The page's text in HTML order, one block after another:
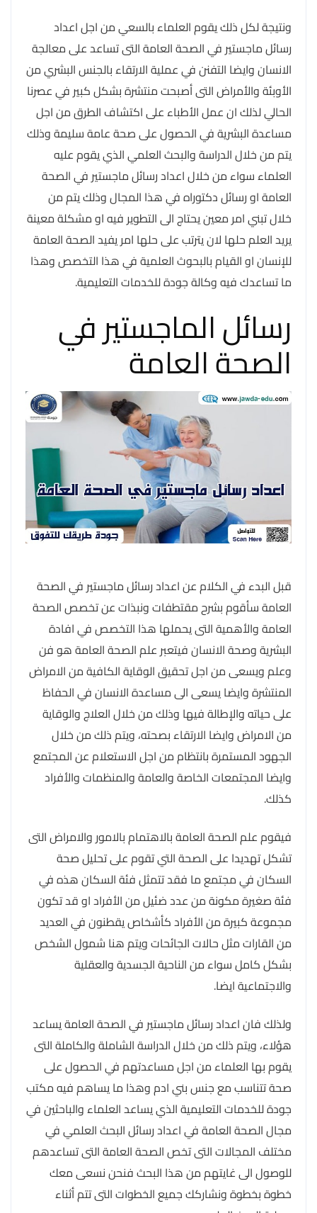
ونتيجة لكل ذلك يقوم العلماء بالسعي من اجل اعداد
رسائل ماجستير في الصحة العامة التى تساعد على معالجة
الانسان وايضا التفنن في عملية الارتقاء بالجنس البشري من
الأوبئة والأمراض التى أصبحت منتشرة بشكل كبير في عصرنا
الحالي لذلك ان عمل الأطباء على اكتشاف الطرق من اجل
مساعدة البشرية في الحصول على صحة عامة سليمة وذلك
يتم من خلال الدراسة والبحث العلمي الذي يقوم عليه
العلماء سواء من خلال اعداد رسائل ماجستير في الصحة
العامة او رسائل دكتوراه في هذا المجال وذلك يتم من
خلال تبني امر معين يحتاج الى التطوير فيه او مشكلة معينة
يريد العلم حلها لان يترتب على حلها امر يفيد الصحة العامة
للإنسان او القيام بالبحوث العلمية في هذا التخصص وهذا
ما تساعدك فيه وكالة جودة للخدمات التعليمية.
رسائل الماجستير في
الصحة العامة
قبل البدء في الكلام عن اعداد رسائل ماجستير في الصحة
العامة سأقوم بشرح مقتطفات ونبذات عن تخصص الصحة
العامة والأهمية التى يحملها هذا التخصص في افادة
البشرية وصحة الانسان فيتعبر علم الصحة العامة هو فن
وعلم ويسعى من اجل تحقيق الوقاية الكافية من الامراض
المنتشرة وايضا يسعى الى مساعدة الانسان في الحفاظ
على حياته والإطالة فيها وذلك من خلال العلاج والوقاية
من الامراض وايضا الارتقاء بصحته، ويتم ذلك من خلال
الجهود المستمرة بانتظام من اجل الاستعلام عن المجتمع
وايضا المجتمعات الخاصة والعامة والمنظمات والأفراد
كذلك.
فيقوم علم الصحة العامة بالاهتمام بالامور والامراض التى
تشكل تهديدا على الصحة التي تقوم على تحليل صحة
السكان في مجتمع ما فقد تتمثل فئة السكان هذه في
فئة صغيرة مكونة من عدد ضئيل من الأفراد او قد تكون
مجموعة كبيرة من الأفراد كأشخاص يقطنون في العديد
من القارات مثل حالات الجائحات ويتم هنا شمول الشخص
بشكل كامل سواء من الناحية الجسدية والعقلية
والاجتماعية ايضا.
ولذلك فان اعداد رسائل ماجستير في الصحة العامة يساعد
هؤلاء، ويتم ذلك من خلال الدراسة الشاملة والكاملة التى
يقوم بها العلماء من اجل مساعدتهم في الحصول على
صحة تتناسب مع جنس بني ادم وهذا ما يساهم فيه مكتب
جودة للخدمات التعليمية الذي يساعد العلماء والباحثين في
مجال الصحة العامة في اعداد رسائل البحث العلمي في
مختلف المجالات التى تخص الصحة العامة التى تساعدهم
للوصول الى غايتهم من هذا البحث فنحن نسعى معك
خطوة بخطوة ونشاركك جميع الخطوات التى تتم أثناء